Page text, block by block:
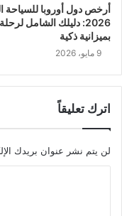
أرخص دول أوروبا للسياحة
2026: دليلك الشامل
بميزانية ذكية
9 مايو، 2026
اترك تعليقاً
لن يتم نشر عنوان بريدك